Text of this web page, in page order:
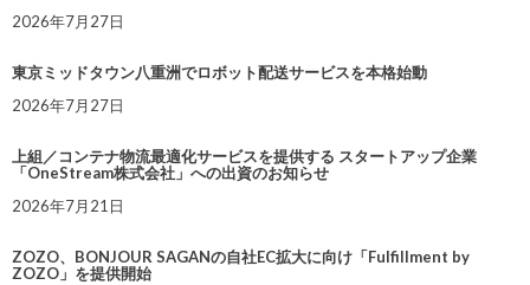
2026年7月27日
東京ミッドタウン八重洲でロボット配送サービスを本格始動
2026年7月27日
上組／コンテナ物流最適化サービスを提供する スタートアップ企業
「OneStream株式会社」への出資のお知らせ
2026年7月21日
ZOZO、BONJOUR SAGANの自社EC拡大に向け「Fulfillment by
ZOZO」を提供開始